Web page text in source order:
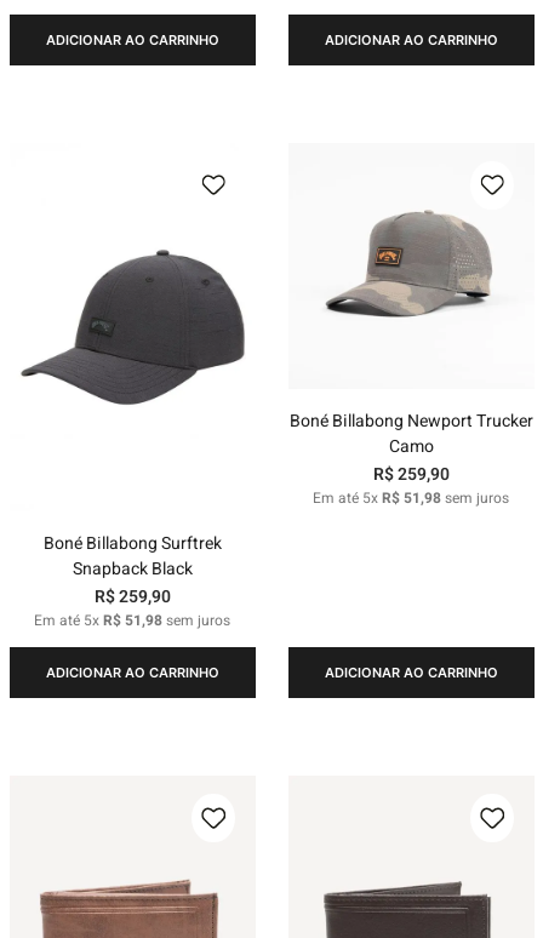
ADICIONAR AO CARRINHO ADICIONAR AO CARRINHO
Boné Billabong Surftrek
Snapback Black
R$259,90
Em até 5xR$ 51,98sem juros
ADICIONAR AO CARRINHO
Boné Billabong Newport Trucker
Camo
R$259,90
Em até 5xR$ 51,98sem juros
ADICIONAR AO CARRINHO